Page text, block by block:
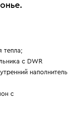
тепла;
с DWR
наполнитель
с